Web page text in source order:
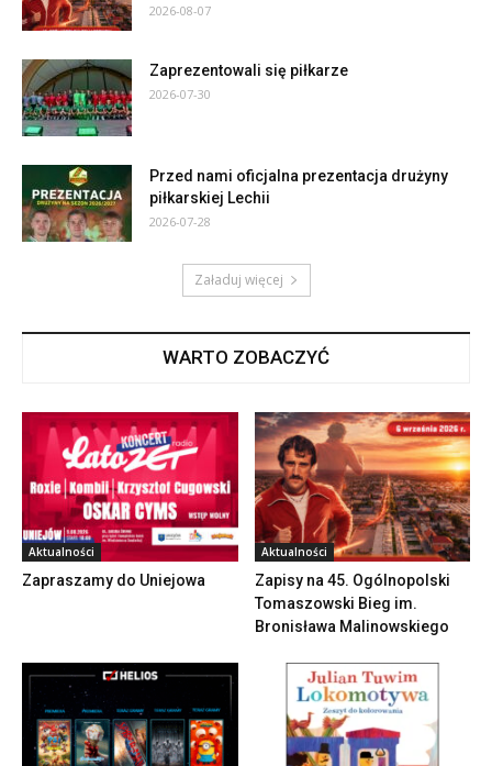
2026-08-07
Zaprezentowali się piłkarze
2026-07-30
Przed nami oficjalna prezentacja drużyny
piłkarskiej Lechii
2026-07-28
Załaduj więcej
WARTO ZOBACZYĆ
Aktualności
Zapraszamy do Uniejowa
Aktualności
Zapisy na 45. Ogólnopolski
Tomaszowski Bieg im.
Bronisława Malinowskiego